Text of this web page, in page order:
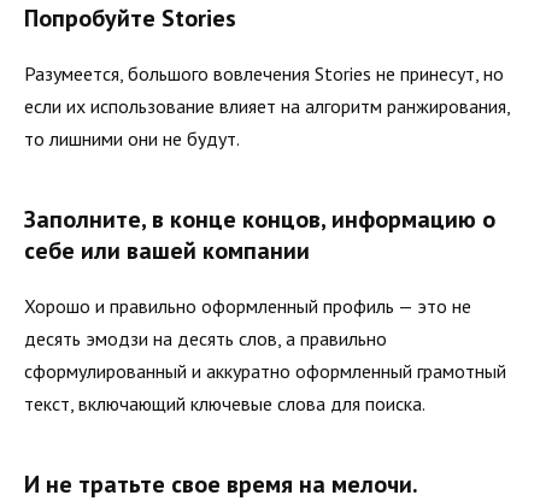
Попробуйте Stories
Разумеется, большого вовлечения Stories не принесут, но
если их использование влияет на алгоритм ранжирования,
то лишними они не будут.
Заполните, в конце концов, информацию о
себе или вашей компании
Хорошо и правильно оформленный профиль — это не
десять эмодзи на десять слов, а правильно
сформулированный и аккуратно оформленный грамотный
текст, включающий ключевые слова для поиска.
И не тратьте свое время на мелочи.